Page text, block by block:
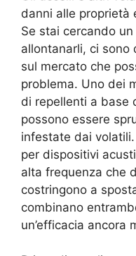
danni alle proprietà
Se stai cercando
allontanarli, ci
sul mercato che
problema. Uno dei
di repellenti a base
possono essere
infestate dai
per dispositivi
alta frequenza che
costringono a
combinano
un’efficacia ancora